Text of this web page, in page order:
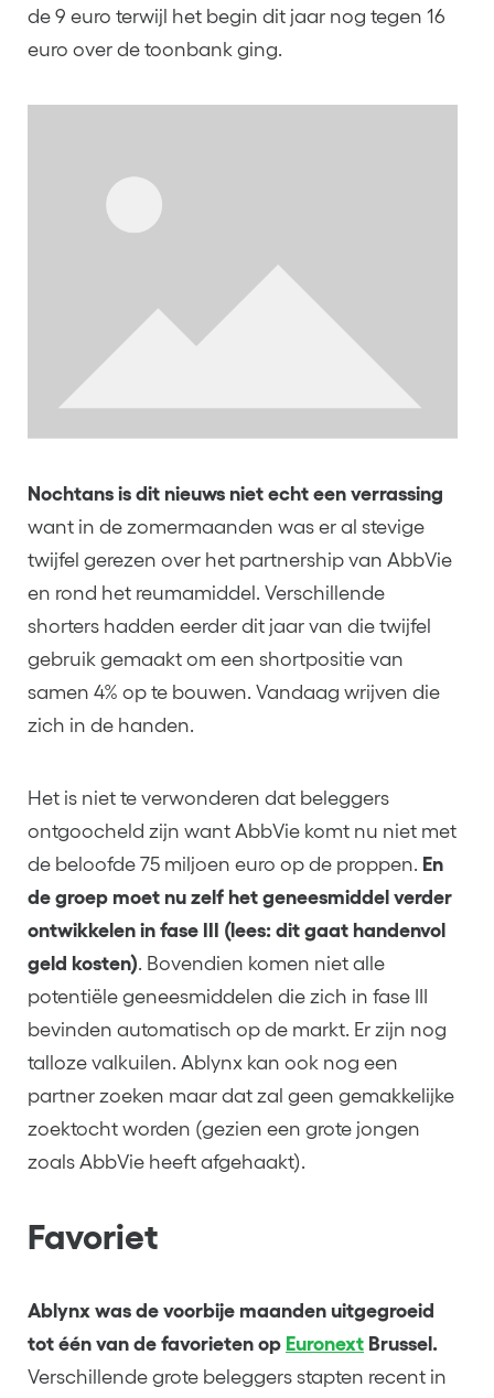
de 9 euro terwijl het begin dit jaar nog tegen 16
euro over de toonbank ging.
Nochtans is dit nieuws niet echt een verrassing
want in de zomermaanden was er al stevige
twijfel gerezen over het partnership van AbbVie
en rond het reumamiddel. Verschillende
shorters hadden eerder dit jaar van die twijfel
gebruik gemaakt om een shortpositie van
samen 4% op te bouwen. Vandaag wrijven die
zich in de handen.
Het is niet te verwonderen dat beleggers
ontgoocheld zijn want AbbVie komt nu niet met
de beloofde 75 miljoen euro op de proppen. En
de groep moet nu zelf het geneesmiddel verder
ontwikkelen in fase III (lees: dit gaat handenvol
geld kosten). Bovendien komen niet alle
potentiële geneesmiddelen die zich in fase III
bevinden automatisch op de markt. Er zijn nog
talloze valkuilen. Ablynx kan ook nog een
partner zoeken maar dat zal geen gemakkelijke
zoektocht worden (gezien een grote jongen
zoals AbbVie heeft afgehaakt).
Favoriet
Ablynx was de voorbije maanden uitgegroeid
tot één van de favorieten op Euronext Brussel.
Verschillende grote beleggers stapten recent in